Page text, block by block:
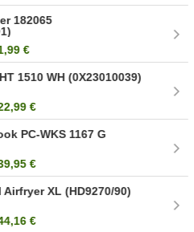
182065
€
1510 WH (0X23010039)
€
PC-WKS 1167 G
€
XL (HD9270/90)
€